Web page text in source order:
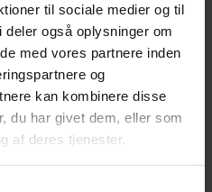
til sociale medier og til
også oplysninger om
med vores partnere inden
og
kan kombinere disse
du har givet dem, eller som
af deres tjenester.